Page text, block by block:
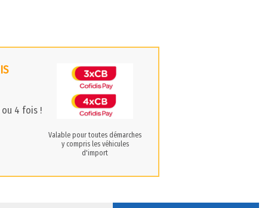
ou 4 fois !
Valable pour toutes démarches
y compris les véhicules
d'import